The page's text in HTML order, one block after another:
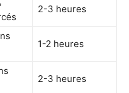
2-3 heures
1-2 heures
2-3 heures